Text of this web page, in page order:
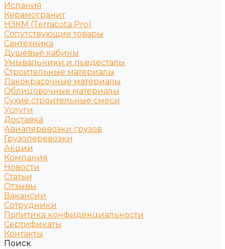
Испания
Керамогранит
НЗКМ (Terracota Pro)
Сопутствующие товары
Сантехника
Душевые кабины
Умывальники и пьедесталы
Строительные материалы
Лакокрасочные материалы
Облицовочные материалы
Сухие строительные смеси
Услуги
Доставка
Авиаперевозки грузов
Грузоперевозки
Акции
Компания
Новости
Статьи
Отзывы
Вакансии
Сотрудники
Политика конфиденциальности
Сертификаты
Контакты
Поиск